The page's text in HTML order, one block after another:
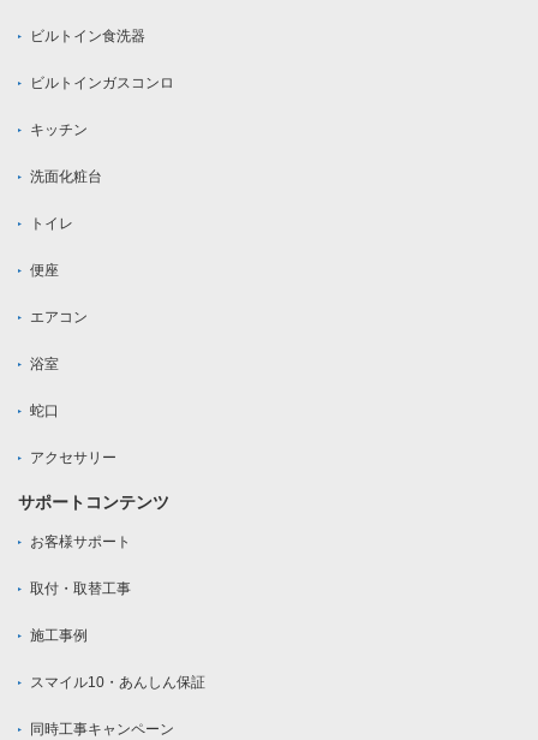
ビルトイン食洗器
ビルトインガスコンロ
キッチン
洗面化粧台
トイレ
便座
エアコン
浴室
蛇口
アクセサリー
サポートコンテンツ
お客様サポート
取付・取替工事
施工事例
スマイル10・あんしん保証
同時工事キャンペーン